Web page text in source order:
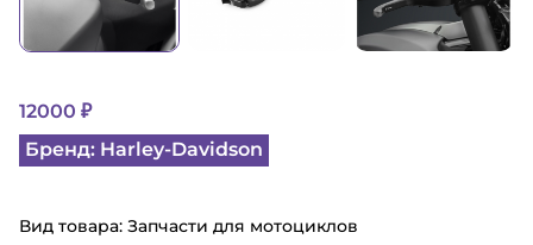
12000 ₽
Бренд: Harley-Davidson
Вид товара: Запчасти для мотоциклов